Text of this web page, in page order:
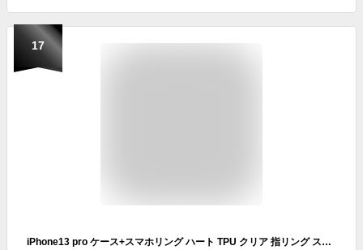
17
iPhone13 pro ケース+スマホリング ハート TPU クリア 指リング スマホ リング付き スマホケース 耐衝撃 iPhone13 pro カバー アイフォン13pro アイホン13pro カバー iPhone13pro スタンド 持ちやすい 落下防止 角度調整 動画鑑賞 全機種対応